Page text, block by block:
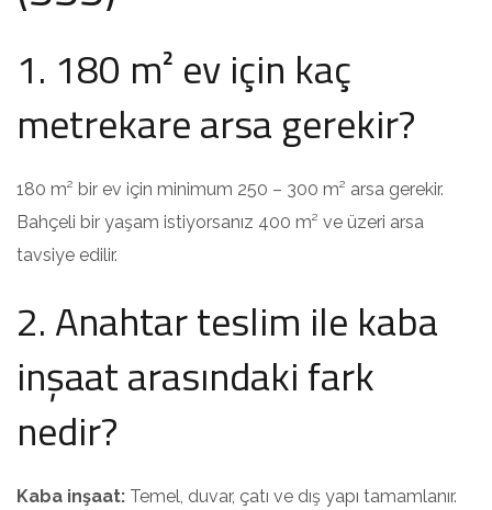
1. 180 m² ev için kaç
metrekare arsa gerekir?
180 m² bir ev için minimum 250 – 300 m² arsa gerekir.
Bahçeli bir yaşam istiyorsanız 400 m² ve üzeri arsa
tavsiye edilir.
2. Anahtar teslim ile kaba
inşaat arasındaki fark
nedir?
Kaba inşaat: Temel, duvar, çatı ve dış yapı tamamlanır.